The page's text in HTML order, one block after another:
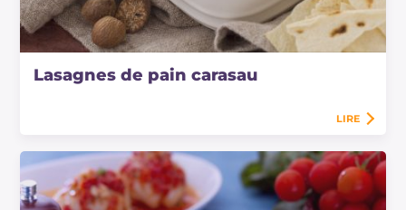
Lasagnes de pain carasau
LIRE